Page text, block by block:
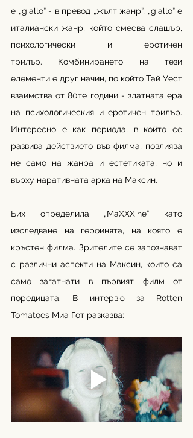
е „giallo” - в превод „жълт жанр”, „giallo” е
италиански жанр, който смесва слашър,
психологически и еротичен
трилър. Комбинирането на тези
елементи е друг начин, по който Тай Уест
взаимства от 80те години - златната ера
на психологическия и еротичен трилър.
Интересно е как периода, в който се
развива действието във филма, повлиява
не само на жанра и естетиката, но и
върху наративната арка на Максин.
Бих определила „MaXXXine” като
изследване на героинята, на която е
кръстен филма. Зрителите се запознават
с различни аспекти на Максин, които са
само загатнати в първият филм от
поредицата. В интервю за Rotten
Tomatoes Миа Гот разказва: